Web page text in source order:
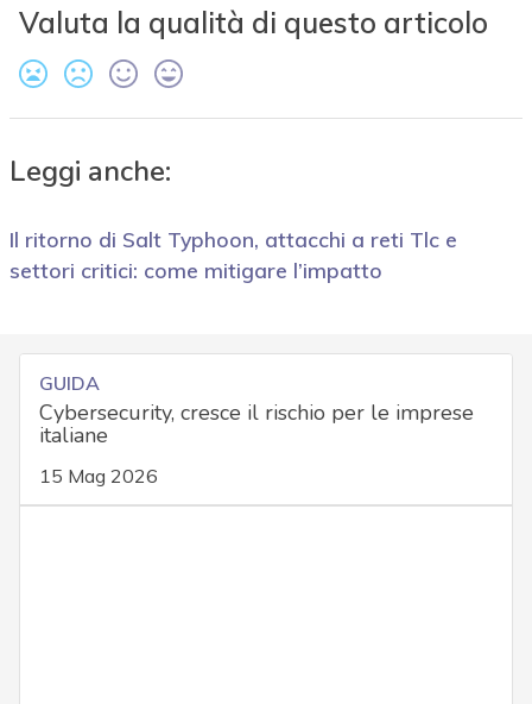
Valuta la qualità di questo articolo
Leggi anche:
Il ritorno di Salt Typhoon, attacchi a reti Tlc e
settori critici: come mitigare l’impatto
GUIDA
Cybersecurity, cresce il rischio per le imprese
italiane
15 Mag 2026